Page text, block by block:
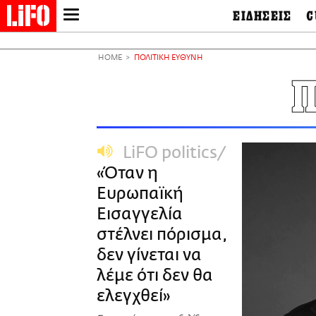
NEWSLETTER
ΑΜΠΑ
ΕΙΔΗΣΕΙΣ
&
HOME ΠΟΛΙΤΙΚΗ ΕΥΘΥΝΗ
LiFO politics
«Όταν η
Ευρωπαϊκή
Εισαγγελία
στέλνει πόρισμα,
δεν γίνεται να
λέμε ότι δεν θα
ελεγχθεί»